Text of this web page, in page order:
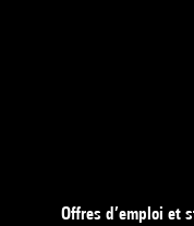
Offres d’emploi et